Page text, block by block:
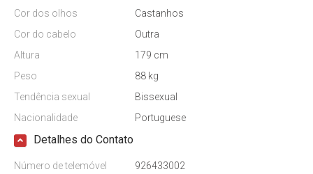
Cor dos olhos
Castanhos
Cor do cabelo
Outra
Altura
179 cm
Peso
88 kg
Tendência sexual
Bissexual
Nacionalidade
Portuguese
Detalhes do Contato
Número de telemóvel 926433002